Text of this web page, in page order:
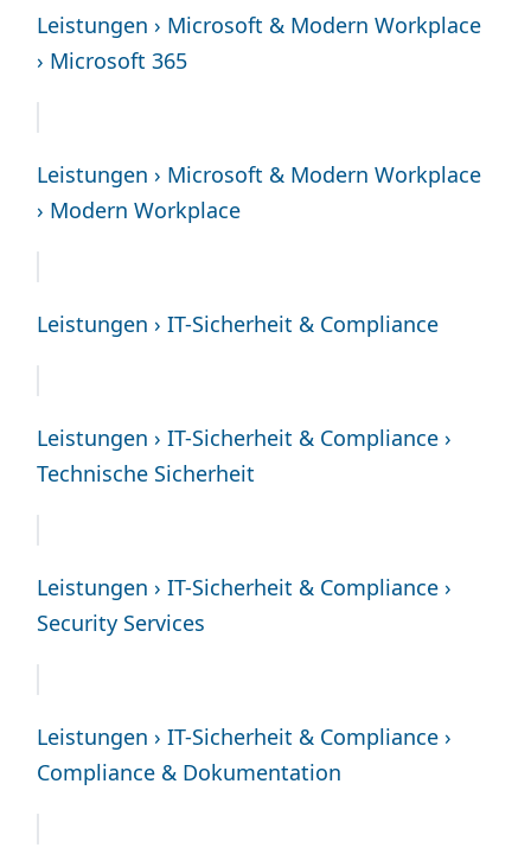
Leistungen › Microsoft & Modern Workplace
› Microsoft 365
Leistungen › Microsoft & Modern Workplace
› Modern Workplace
Leistungen › IT-Sicherheit & Compliance
Leistungen › IT-Sicherheit & Compliance ›
Technische Sicherheit
Leistungen › IT-Sicherheit & Compliance ›
Security Services
Leistungen › IT-Sicherheit & Compliance ›
Compliance & Dokumentation